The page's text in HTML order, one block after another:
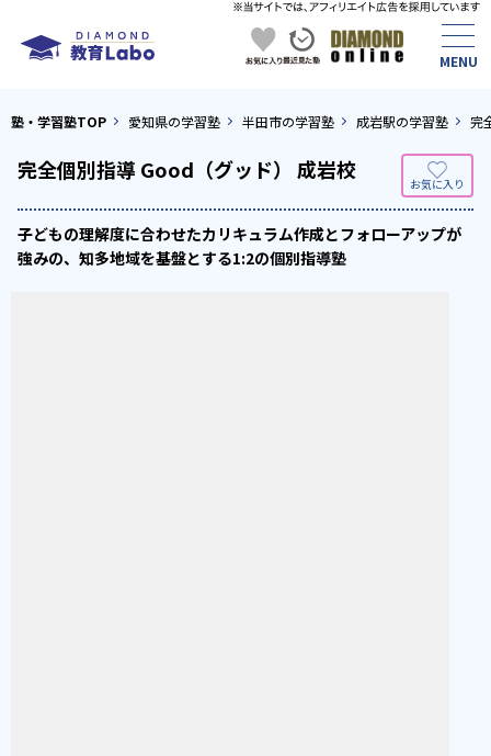
塾・学習塾TOP 愛知県の学習塾 半田市の学習塾 成岩駅の学習塾 完
完全個別指導 Good（グッド） 成岩校
子どもの理解度に合わせたカリキュラム作成とフォローアップが
強みの、知多地域を基盤とする1:2の個別指導塾